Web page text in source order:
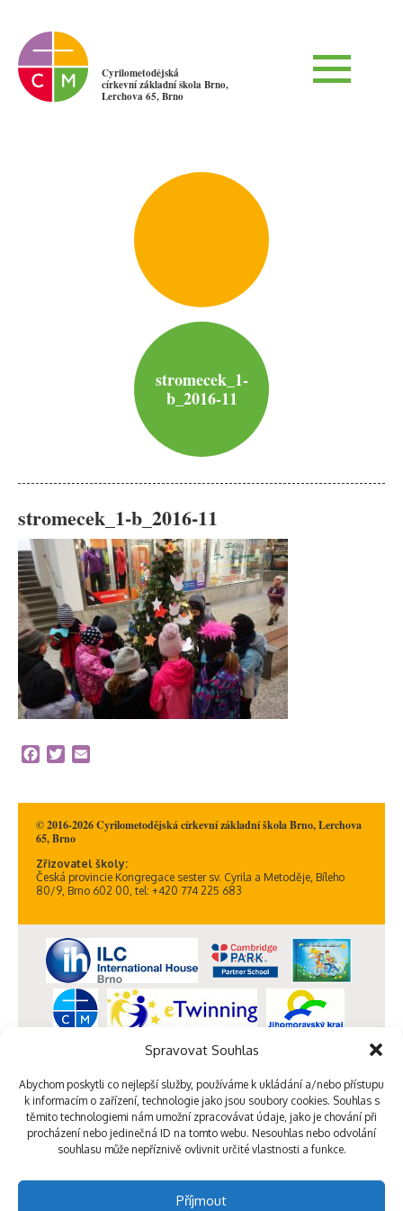
Spravovat Souhlas
Abychom poskytli co nejlepší služby, používáme k ukládání a/nebo přístupu
k informacím o zařízení, technologie jako jsou soubory cookies. Souhlas s
těmito technologiemi nám umožní zpracovávat údaje, jako je chování při
procházení nebo jedinečná ID na tomto webu. Nesouhlas nebo odvolání
souhlasu může nepříznivě ovlivnit určité vlastnosti a funkce.
Příjmout
Cyrilometodějská
církevní základní škola Brno,
Lerchova 65, Brno
stromecek_1-
b_2016-11
stromecek_1-b_2016-11
Facebook
Twitter
© 2016-2026 Cyrilometodějská církevní základní škola Brno, Lerchova
65, Brno
Zřizovatel školy:
Česká provincie Kongregace sester sv. Cyrila a Metoděje, Bíleho
80/9, Brno 602 00, tel: +420 774 225 683